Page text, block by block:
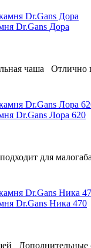
Dr.Gans Дора
чаша Отлично
Dr.Gans Лора 620
для
Dr.Gans Ника 470